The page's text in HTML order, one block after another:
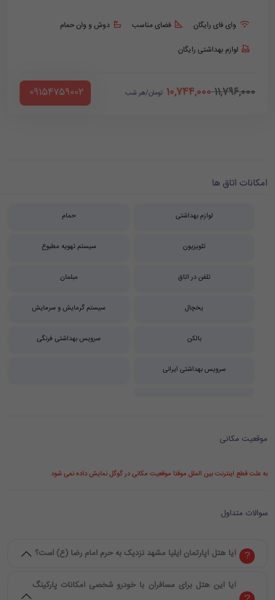
وای فای رایگان فضای مناسب دوش و وان حمام
لوازم بهداشتی رایگان
11,796,000
10,744,000 تومان/هر شب ‪ 09154759002
امکانات اتاق ها
لوازم بهداشتی حمام
تلویزیون سیستم تهویه مطبوع
تلفن در اتاق مبلمان
یخچال سیستم گرمایش و سرمایش
بالکن سرویس بهداشتی فرنگی
سرویس بهداشتی ایرانی
موقعیت مکانی
به علت قطع اینترنت بین الملل موقتا موقعیت مکانی در گوگل نمایش داده نمی شود
سوالات متداول
آیا هتل آپارتمان ایلیا مشهد نزدیک به حرم امام رضا (ع) است؟
آیا این هتل برای مسافران با خودرو شخصی امکانات پارکینگ